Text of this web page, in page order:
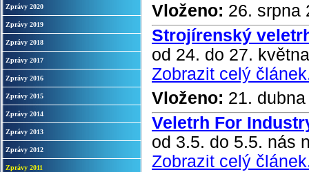
Zprávy 2020
Zprávy 2019
Zprávy 2018
Zprávy 2017
Zprávy 2016
Zprávy 2015
Zprávy 2014
Zprávy 2013
Zprávy 2012
Zprávy 2011
Vloženo: 26. srpna
Strojírenský
od 24. do 27.
Zobrazit celý
Vloženo: 21.
Veletrh For
od 3.5. do 5.5. nás
Zobrazit celý